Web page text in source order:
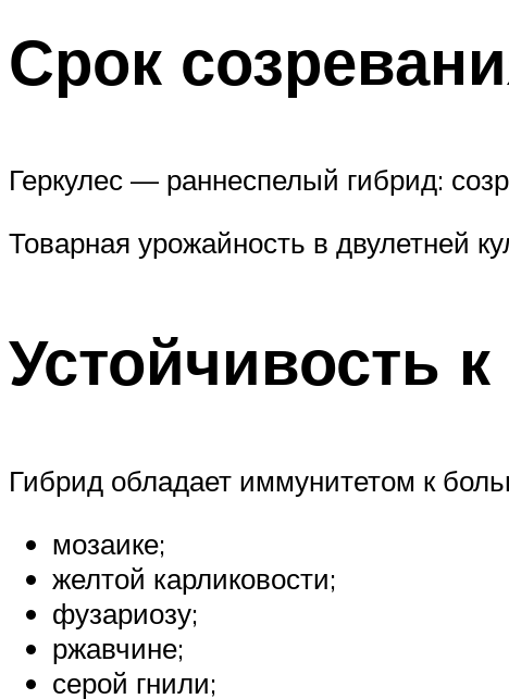
Срок
Геркулес — раннеспелый гибрид:
Товарная урожайность в двулетней
Устойчивость
Гибрид обладает иммунитетом к
мозаике;
желтой карликовости;
фузариозу;
ржавчине;
серой гнили;